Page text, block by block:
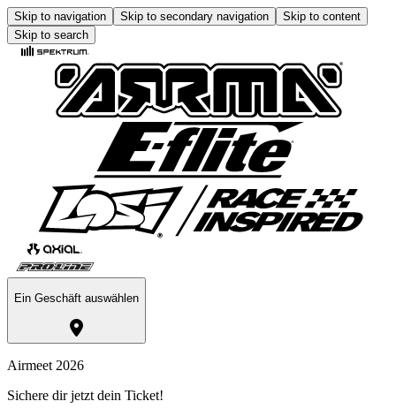
Skip to navigation Skip to secondary navigation
Skip to content
Skip to search
Ein Geschäft auswählen
Airmeet 2026
Sichere dir jetzt dein Ticket!